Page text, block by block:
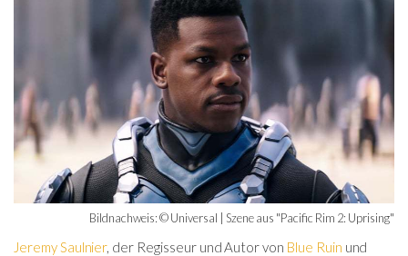
Bildnachweis: © Universal | Szene aus "Pacific Rim 2: Uprising"
Jeremy Saulnier, der Regisseur und Autor von Blue Ruin und